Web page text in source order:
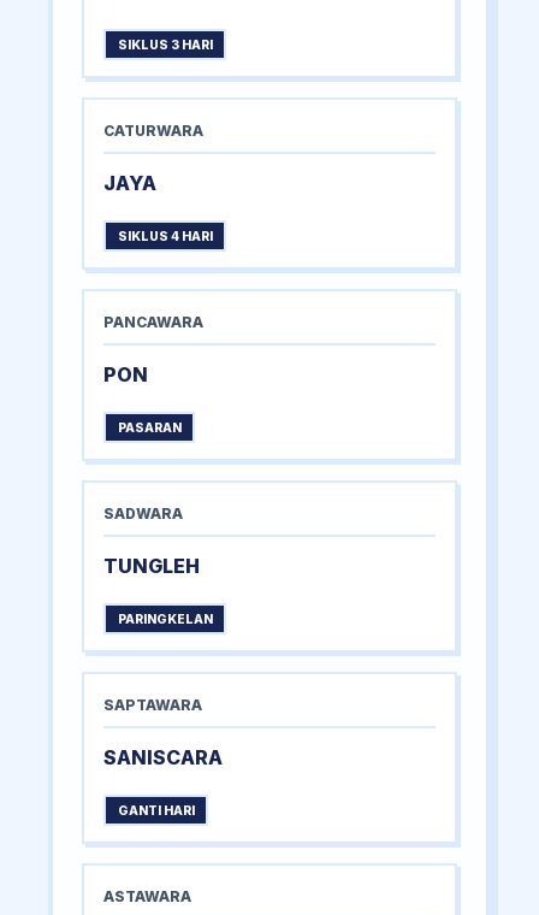
SIKLUS 3 HARI
CATURWARA
JAYA
SIKLUS 4 HARI
PANCAWARA
PON
PASARAN
SADWARA
TUNGLEH
PARINGKELAN
SAPTAWARA
SANISCARA
GANTI HARI
ASTAWARA